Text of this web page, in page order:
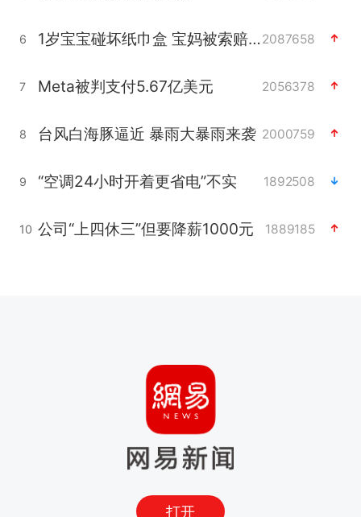
6 1岁宝宝碰坏纸巾盒 宝妈被索赔924元2087658
7 Meta被判支付5.67亿美元 2056378
8 台风白海豚逼近 暴雨大暴雨来袭 2000759
9 “空调24小时开着更省电”不实 1892508
10 公司“上四休三”但要降薪1000元 1889185
打开